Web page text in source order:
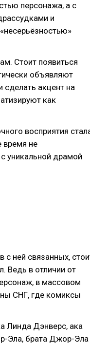
персонажа, а с
и
Стоит появиться
объявляют
сделать акцент на
как
восприятия
время не
уникальной драмой
ней связанных,
Ведь в отличии от
в массовом
СНГ, где комиксы
Линда Дэнверс, ака
Эла, брата Джор-Эла